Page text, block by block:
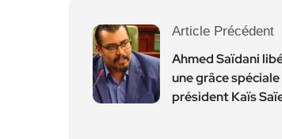
Article Précédent
Ahmed Saïdani
une grâce
président Kaïs